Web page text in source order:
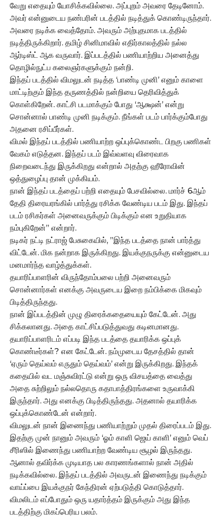
வேறு எதையும் யோசிக்கவில்லை. அப்புறம் அவரை தேடினோம்.
அவர் என்னுடைய நண்பரின் படத்தில் நடித்துக் கொண்டிருந்தார்.
அவரை நடிக்க வைத்தோம். அவரும் அற்புதமாக படத்தில்
நடித்திருக்கிறார். தமிழ் சினிமாவில் எதிர்காலத்தில் நல்ல
ஆர்டிஸ்ட் ஆக வருவார். இப்படத்தில் பணியாற்றிய அனைத்து
தொழில்நுட்ப கலைஞர்களுக்கும் நன்றி.‌
இந்தப் படத்தில் விமலுடன் நடித்த ‘பாண்டி முனி’ எனும் காளை
மாட்டிற்கும் இந்த தருணத்தில் நன்றியை தெரிவித்துக்
கொள்கிறேன். காட்சி படமாக்கும் போது ‘ஆக்ஷன்’ என்று
சொன்னால் பாண்டி முனி நடிக்கும். நீங்கள் படம் பார்க்கும்போது
அதனை ரசிப்பீர்கள்.
விமல் இந்தப் படத்தில் பணியாற்ற ஒப்புக்கொண்ட பிறகு பணிகள்
வேகம் எடுத்தன. இந்தப் படம் இவ்வளவு விரைவாக
நிறைவடைந்து இருக்கிறது என்றால் அதற்கு ஹீரோவின்
ஒத்துழைப்பு தான் முக்கியம்.
நான் இந்தப் படத்தைப் பற்றி எதையும் பேசவில்லை. மார்ச் 6ஆம்
தேதி திரையரங்கில் பார்த்து ரசிக்க வேண்டிய படம் இது. இந்தப்
படம் ரசிகர்கள் அனைவருக்கும் பிடிக்கும் என உறுதியாக
நம்புகிறேன்” என்றார்.
நடிகர் நட்டி நட்ராஜ் பேசுகையில், ”இந்த படத்தை நான் பார்த்து
விட்டேன். மிக நன்றாக இருக்கிறது. இயக்குநருக்கு என்னுடைய
மனமார்ந்த வாழ்த்துக்கள்.
தயாரிப்பாளரின் விருந்தோம்பலை பற்றி அனைவரும்
சொன்னார்கள் எனக்கு அவருடைய இறை நம்பிக்கை மிகவும்
பிடித்திருந்தது.
நான் இப்படத்தின் முழு திரைக்கதையையும் கேட்டேன். அது
சிக்கலானது. அதை காட்சிப்படுத்துவது கடினமானது.
தயாரிப்பாளரிடம் எப்படி இந்த படத்தை தயாரிக்க ஒப்புக்
கொண்டீர்கள்? என கேட்டேன். நம்முடைய தேசத்தில் தான்
‘ஏரும் தெய்வம் எருதும் தெய்வம்’ என்று இருக்கிறது. இந்தக்
கதையில் வட மஞ்சுவிரட்டு என்று ஒரு விசயத்தை வைத்து
அதை சுற்றிலும் நல்லதொரு கதாபாத்திரங்களை உருவாக்கி
இருந்தார். அது எனக்கு பிடித்திருந்தது. அதனால் தயாரிக்க
ஒப்புக்கொண்டேன் என்றார்.
விமலுடன் நான் இணைந்து பணியாற்றும் முதல் திரைப்படம் இது.
இதற்கு முன் நானும் அவரும் ‘ஓம் காளி ஜெய் காளி’ எனும் வெப்
சீரிஸில் இணைந்து பணியாற்ற வேண்டிய சூழல் இருந்தது.
ஆனால் தவிர்க்க முடியாத பல காரணங்களால் நான் அதில்
நடிக்கவில்லை. இந்தப் படத்தில் அவருடன் இணைந்து நடிக்கும்
வாய்ப்பை இயக்குநர் கேந்திரன் ஏற்படுத்தி கொடுத்தார்.
விமலிடம் எப்போதும் ஒரு யதார்த்தம் இருக்கும் அது இந்த
படத்திற்கு மிகப்பெரிய பலம்.